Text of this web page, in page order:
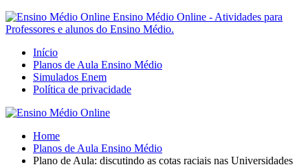
Ensino Médio Online - Atividades para
Professores e alunos do Ensino Médio.
Início
Planos de Aula Ensino Médio
Simulados Enem
Política de privacidade
Home
Planos de Aula Ensino Médio
Plano de Aula: discutindo as cotas raciais nas Universidades